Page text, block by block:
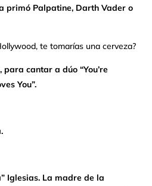
primó Palpatine, Darth Vader o
te tomarías una cerveza?
cantar a dúo “You’re
You”.
Iglesias. La madre de la